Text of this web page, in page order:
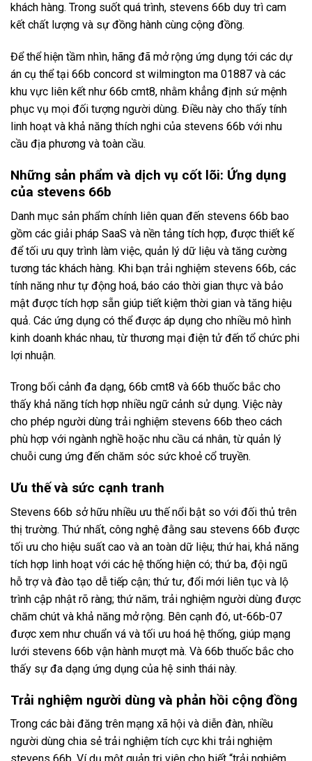
khách hàng. Trong suốt quá trình, stevens 66b duy trì cam
kết chất lượng và sự đồng hành cùng cộng đồng.
Để thể hiện tầm nhìn, hãng đã mở rộng ứng dụng tới các dự
án cụ thể tại 66b concord st wilmington ma 01887 và các
khu vực liên kết như 66b cmt8, nhằm khẳng định sứ mệnh
phục vụ mọi đối tượng người dùng. Điều này cho thấy tính
linh hoạt và khả năng thích nghi của stevens 66b với nhu
cầu địa phương và toàn cầu.
Những sản phẩm và dịch vụ cốt lõi: Ứng dụng
của stevens 66b
Danh mục sản phẩm chính liên quan đến stevens 66b bao
gồm các giải pháp SaaS và nền tảng tích hợp, được thiết kế
để tối ưu quy trình làm việc, quản lý dữ liệu và tăng cường
tương tác khách hàng. Khi bạn trải nghiệm stevens 66b, các
tính năng như tự động hoá, báo cáo thời gian thực và bảo
mật được tích hợp sẵn giúp tiết kiệm thời gian và tăng hiệu
quả. Các ứng dụng có thể được áp dụng cho nhiều mô hình
kinh doanh khác nhau, từ thương mại điện tử đến tổ chức phi
lợi nhuận.
Trong bối cảnh đa dạng, 66b cmt8 và 66b thuốc bắc cho
thấy khả năng tích hợp nhiều ngữ cảnh sử dụng. Việc này
cho phép người dùng trải nghiệm stevens 66b theo cách
phù hợp với ngành nghề hoặc nhu cầu cá nhân, từ quản lý
chuỗi cung ứng đến chăm sóc sức khoẻ cổ truyền.
Ưu thế và sức cạnh tranh
Stevens 66b sở hữu nhiều ưu thế nổi bật so với đối thủ trên
thị trường. Thứ nhất, công nghệ đằng sau stevens 66b được
tối ưu cho hiệu suất cao và an toàn dữ liệu; thứ hai, khả năng
tích hợp linh hoạt với các hệ thống hiện có; thứ ba, đội ngũ
hỗ trợ và đào tạo dễ tiếp cận; thứ tư, đổi mới liên tục và lộ
trình cập nhật rõ ràng; thứ năm, trải nghiệm người dùng được
chăm chút và khả năng mở rộng. Bên cạnh đó, ut-66b-07
được xem như chuẩn vá và tối ưu hoá hệ thống, giúp mạng
lưới stevens 66b vận hành mượt mà. Và 66b thuốc bắc cho
thấy sự đa dạng ứng dụng của hệ sinh thái này.
Trải nghiệm người dùng và phản hồi cộng đồng
Trong các bài đăng trên mạng xã hội và diễn đàn, nhiều
người dùng chia sẻ trải nghiệm tích cực khi trải nghiệm